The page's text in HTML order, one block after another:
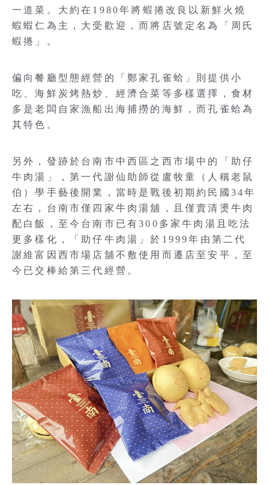
一道菜。大約在1980年將蝦捲改良以新鮮火燒
蝦蝦仁為主，大受歡迎，而將店號定名為「周氏
蝦捲」。
偏向餐廳型態經營的「鄭家孔雀蛤」則提供小
吃、海鮮炭烤熱炒、經濟合菜等多樣選擇，食材
多是老闆自家漁船出海捕撈的海鮮，而孔雀蛤為
其特色。
另外，發跡於台南市中西區之西市場中的「助仔
牛肉湯」，第一代謝仙助師從盧牧童（人稱老鼠
伯）學手藝後開業，當時是戰後初期約民國34年
左右，台南市僅四家牛肉湯舖，且僅賣清燙牛肉
配白飯，至今台南市已有300多家牛肉湯且吃法
更多樣化，「助仔牛肉湯」於1999年由第二代
謝維富因西市場店舖不敷使用而遷店至安平，至
今已交棒給第三代經營。